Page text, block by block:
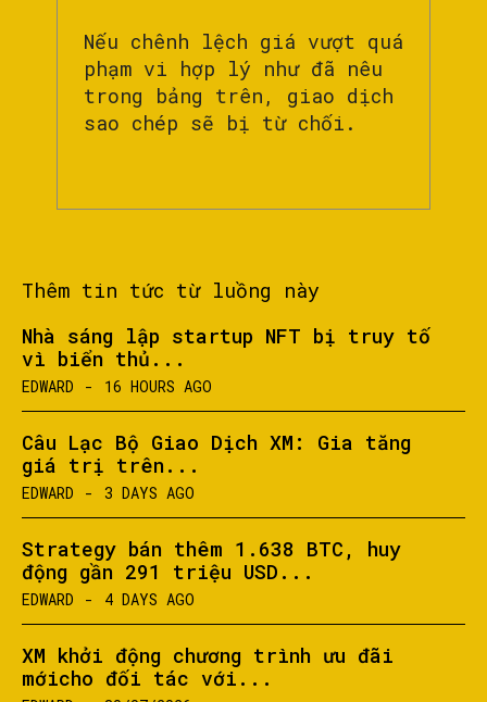
Nếu chênh lệch giá vượt quá
phạm vi hợp lý như đã nêu
trong bảng trên, giao dịch
sao chép sẽ bị từ chối.
Thêm tin tức từ luồng này
Nhà sáng lập startup NFT bị truy tố
vì biển thủ...
EDWARD - 16 HOURS AGO
Câu Lạc Bộ Giao Dịch XM: Gia tăng
giá trị trên...
EDWARD - 3 DAYS AGO
Strategy bán thêm 1.638 BTC, huy
động gần 291 triệu USD...
EDWARD - 4 DAYS AGO
XM khởi động chương trình ưu đãi
mớicho đối tác với...